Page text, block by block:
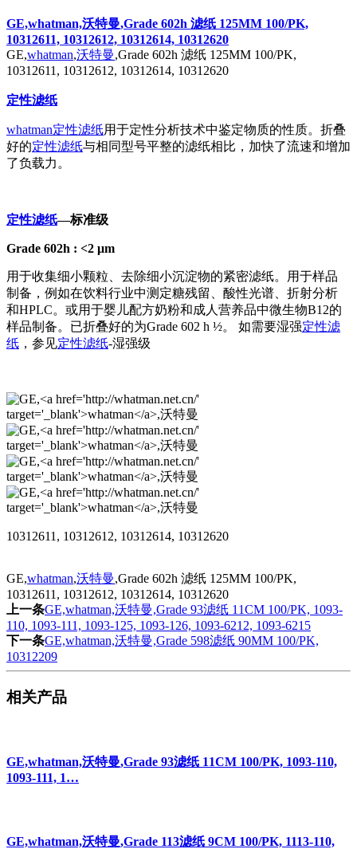
GE,whatman,沃特曼,Grade 602h 滤纸 125MM 100/PK,
10312611, 10312612, 10312614, 10312620
GE,whatman,沃特曼,Grade 602h 滤纸 125MM 100/PK,
10312611, 10312612, 10312614, 10312620
定性滤纸
whatman定性滤纸用于定性分析技术中鉴定物质的性质。折叠
好的定性滤纸与相同型号平整的滤纸相比，加快了流速和增加
了负载力。
定性滤纸―标准级
Grade 602h : <2 μm
用于收集细小颗粒、去除细小沉淀物的紧密滤纸。用于样品
制备，例如在饮料行业中测定糖残留、酸性光谱、折射分析
和HPLC。或用于婴儿配方奶粉和成人营养品中微生物B12的
样品制备。已折叠好的为Grade 602 h ½。 如需要湿强定性滤
纸 ，参见定性滤纸-湿强级
10312611, 10312612, 10312614, 10312620
GE,whatman,沃特曼,Grade 602h 滤纸 125MM 100/PK,
10312611, 10312612, 10312614, 10312620
上一条GE,whatman,沃特曼,Grade 93滤纸 11CM 100/PK, 1093-
110, 1093-111, 1093-125, 1093-126, 1093-6212, 1093-6215
下一条GE,whatman,沃特曼,Grade 598滤纸 90MM 100/PK,
10312209
相关产品
GE,whatman,沃特曼,Grade 93滤纸 11CM 100/PK, 1093-110,
1093-111, 1…
GE,whatman,沃特曼,Grade 113滤纸 9CM 100/PK, 1113-110,